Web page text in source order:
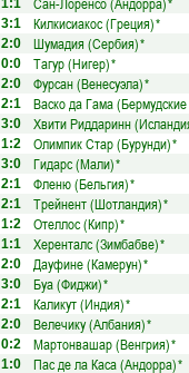
1:1
3:1 Килкисиакос (Греция)*
2:0 Шумадия (Сербия)*
0:0 Тагур (Нигер)*
2:0 Фурсан (Венесуэла)*
2:1 Васко да Гама
3:0 Хвити Риддаринн
1:2 Олимпик Стар (Бурунди)*
3:0 Гидарс (Мали)*
2:1 Фленю (Бельгия)*
2:1 Трейнент (Шотландия)*
1:2 Отеллос (Кипр)*
1:1 Херенталс (Зимбабве)*
2:0 Дауфине (Камерун)*
3:0 Буа (Фиджи)*
2:1 Каликут (Индия)*
2:0 Велечику (Албания)*
0:2 Мартонвашар (Венгрия)*
1:0 Пас де ла Каса (Андорра)*